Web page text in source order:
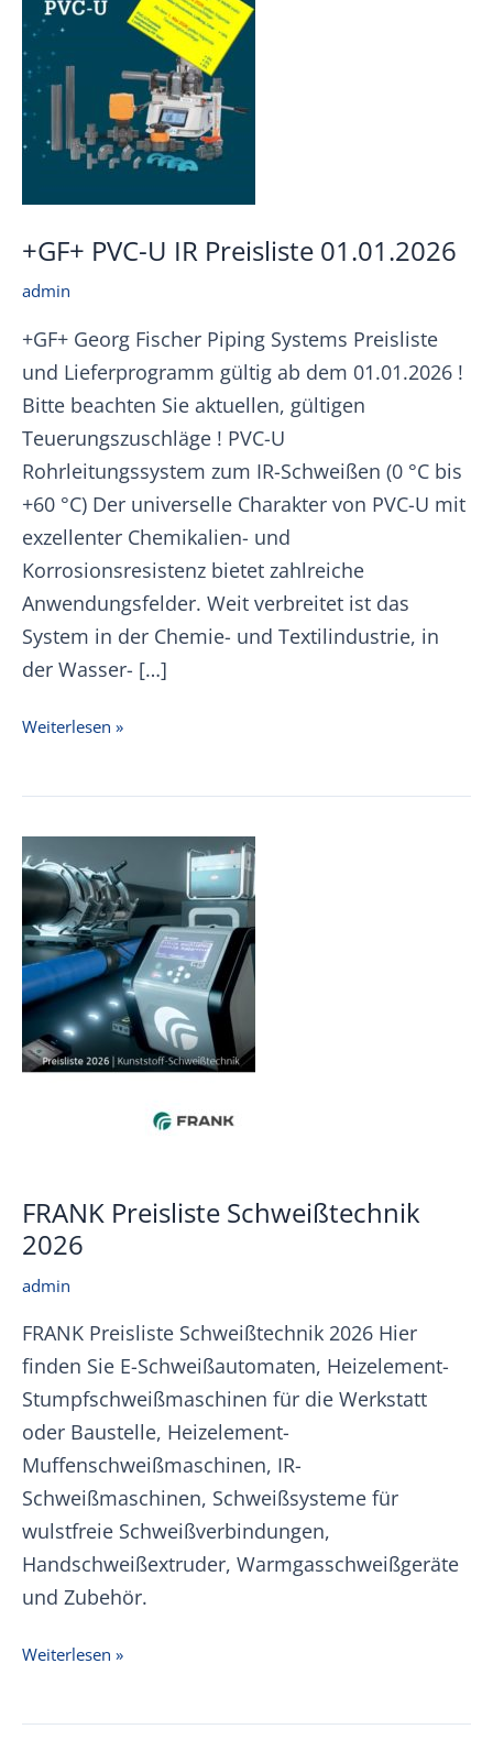
+GF+ PVC-U IR Preisliste 01.01.2026
admin
+GF+ Georg Fischer Piping Systems Preisliste
und Lieferprogramm gültig ab dem 01.01.2026 !
Bitte beachten Sie aktuellen, gültigen
Teuerungszuschläge ! PVC-U
Rohrleitungssystem zum IR-Schweißen (0 °C bis
+60 °C) Der universelle Charakter von PVC-U mit
exzellenter Chemikalien- und
Korrosionsresistenz bietet zahlreiche
Anwendungsfelder. Weit verbreitet ist das
System in der Chemie- und Textilindustrie, in
der Wasser- […]
+GF+
U
Preisliste
01.01.2026
Weiterlesen »
FRANK Preisliste Schweißtechnik
2026
admin
FRANK Preisliste Schweißtechnik 2026 Hier
finden Sie E-Schweißautomaten, Heizelement-
Stumpfschweißmaschinen für die Werkstatt
oder Baustelle, Heizelement-
Muffenschweißmaschinen, IR-
Schweißmaschinen, Schweißsysteme für
wulstfreie Schweißverbindungen,
Handschweißextruder, Warmgasschweißgeräte
und Zubehör.
FRANK
Schweißtechnik
Weiterlesen »